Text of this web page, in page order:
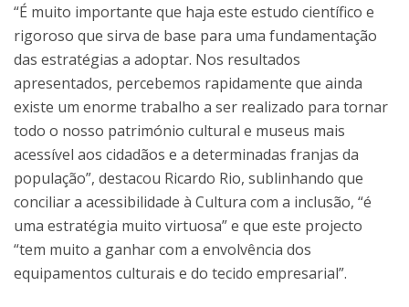
“É muito importante que haja este estudo científico e
rigoroso que sirva de base para uma fundamentação
das estratégias a adoptar. Nos resultados
apresentados, percebemos rapidamente que ainda
existe um enorme trabalho a ser realizado para tornar
todo o nosso património cultural e museus mais
acessível aos cidadãos e a determinadas franjas da
população”, destacou Ricardo Rio, sublinhando que
conciliar a acessibilidade à Cultura com a inclusão, “é
uma estratégia muito virtuosa” e que este projecto
“tem muito a ganhar com a envolvência dos
equipamentos culturais e do tecido empresarial”.